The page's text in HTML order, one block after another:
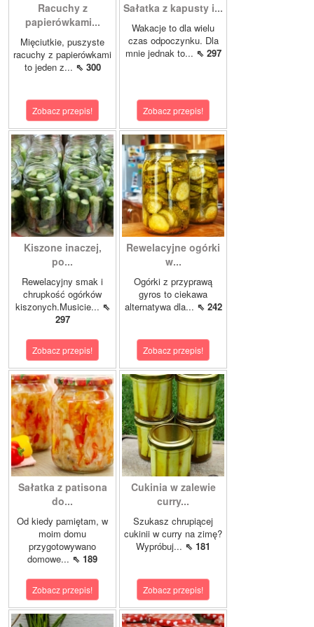
Racuchy z
papierówkami...
Mięciutkie, puszyste
racuchy z papierówkami
to jeden z... ⇖ 300
Zobacz przepis!
Sałatka z kapusty i...
Wakacje to dla wielu
czas odpoczynku. Dla
mnie jednak to... ⇖ 297
Zobacz przepis!
Kiszone inaczej,
po...
Rewelacyjny smak i
chrupkość ogórków
kiszonych.Musicie... ⇖
297
Zobacz przepis!
Rewelacyjne ogórki
w...
Ogórki z przyprawą
gyros to ciekawa
alternatywa dla... ⇖ 242
Zobacz przepis!
Sałatka z patisona
do...
Od kiedy pamiętam, w
moim domu
przygotowywano
domowe... ⇖ 189
Zobacz przepis!
Cukinia w zalewie
curry...
Szukasz chrupiącej
cukinii w curry na zimę?
Wypróbuj... ⇖ 181
Zobacz przepis!